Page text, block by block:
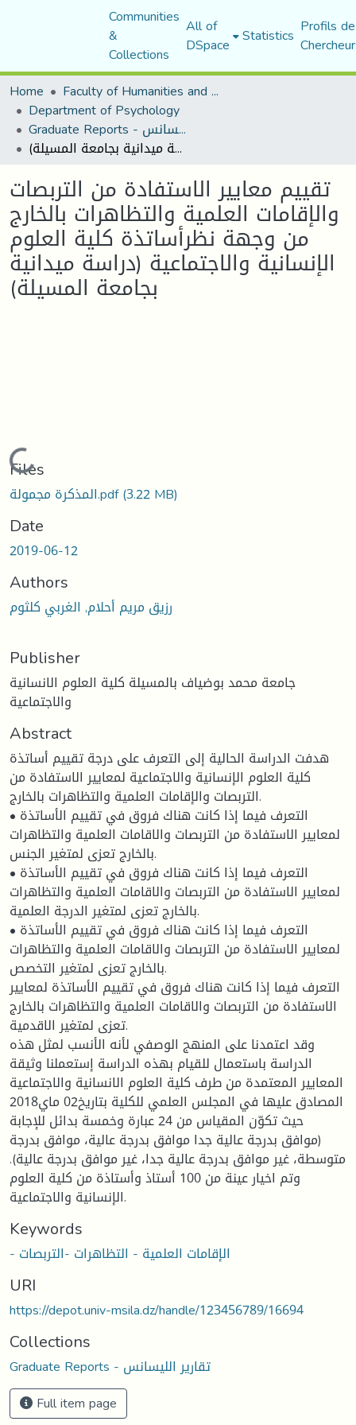
Communities
&
Collections
All of
DSpace Statistics Profils
Home
Faculty of Humanities and Social Sciences
Department of Psychology
Graduate Reports - تقارير الليسانس
تقييم معايير الاستفادة من التربصات والإقامات العلمية والتظاهرات بالخارج من وجهة نظرأساتذة كلية العلوم الإنسانية والاجتماعية (دراسة ميدانية بجامعة المسيلة)
تقييم معايير الاستفادة من التربصات
والإقامات العلمية والتظاهرات بالخارج
من وجهة نظرأساتذة كلية العلوم
الإنسانية والاجتماعية (دراسة ميدانية
بجامعة المسيلة)
Loading...
Files
المذكرة مجمولة.pdf(3.22 MB)
Date
2019-06-12
Authors
رزيق مريم أحلام, الغربي كلثوم
Publisher
جامعة محمد بوضياف بالمسيلة كلية العلوم الانسانية
والاجتماعية
Abstract
هدفت الدراسة الحالية إلى التعرف على درجة تقييم أساتذة
كلية العلوم الإنسانية والاجتماعية لمعايير الاستفادة من
التربصات والإقامات العلمية والتظاهرات بالخارج.
• التعرف فيما إذا كانت هناك فروق في تقييم الأساتذة
لمعايير الاستفادة من التربصات والاقامات العلمية والتظاهرات
بالخارج تعزى لمتغير الجنس.
• التعرف فيما إذا كانت هناك فروق في تقييم الأساتذة
لمعايير الاستفادة من التربصات والاقامات العلمية والتظاهرات
بالخارج تعزى لمتغير الدرجة العلمية.
• التعرف فيما إذا كانت هناك فروق في تقييم الأساتذة
لمعايير الاستفادة من التربصات والاقامات العلمية والتظاهرات
بالخارج تعزى لمتغير التخصص.
التعرف فيما إذا كانت هناك فروق في تقييم الأساتذة لمعايير
الاستفادة من التربصات والاقامات العلمية والتظاهرات بالخارج
تعزى لمتغير الاقدمية.
وقد اعتمدنا على المنهج الوصفي لأنه الأنسب لمثل هذه
الدراسة باستعمال للقيام بهذه الدراسة إستعملنا وثيقة
المعايير المعتمدة من طرف كلية العلوم الانسانية والاجتماعية
المصادق عليها في المجلس العلمي للكلية بتاريخ02 ماي2018
حيث تكوّن المقياس من 24 عبارة وخمسة بدائل للإجابة
(موافق بدرجة عالية جدا موافق بدرجة عالية، موافق بدرجة
متوسطة، غير موافق بدرجة عالية جدا، غير موافق بدرجة عالية).
وتم اخيار عينة من 100 أستاذ وأستاذة من كلية العلوم
الإنسانية والاجتماعية.
Keywords
- الإقامات العلمية - التظاهرات -التربصات
URI
https://depot.univ-msila.dz/handle/123456789/16694
Collections
Graduate Reports - تقارير الليسانس
Full item page